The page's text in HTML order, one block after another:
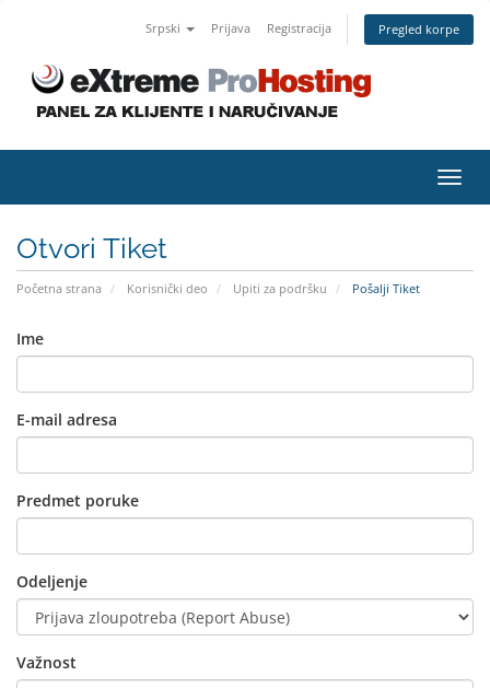
Srpski Prijava Registracija Pregled korpe
Otvori Tiket
Početna strana Korisnički deo Upiti za podršku Pošalji Tiket
Ime
E-mail adresa
Predmet poruke
Odeljenje
Važnost